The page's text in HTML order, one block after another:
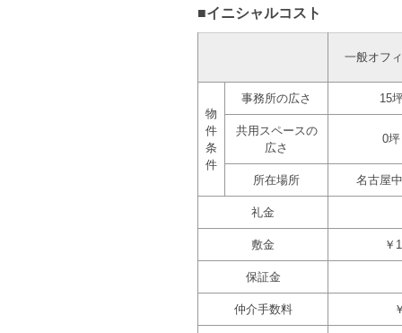
■イニシャルコスト
一般オフ
物
件
条
件
事務所の広さ 15
共用スペースの
広さ
0坪
所在場所 名古屋
礼金
敷金 ￥
保証金
仲介手数料